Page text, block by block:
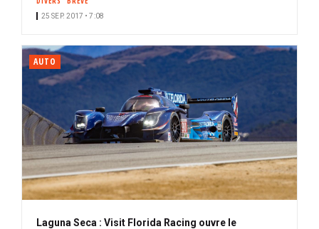
25 SEP. 2017 • 7:08
AUTO
Laguna Seca : Visit Florida Racing ouvre le